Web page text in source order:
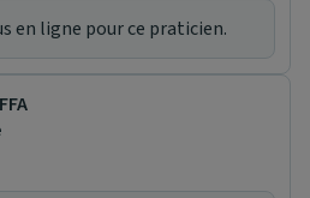
en ligne pour ce praticien.